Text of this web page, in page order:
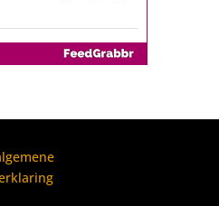
2025
1 maart 2026 kunt u uw